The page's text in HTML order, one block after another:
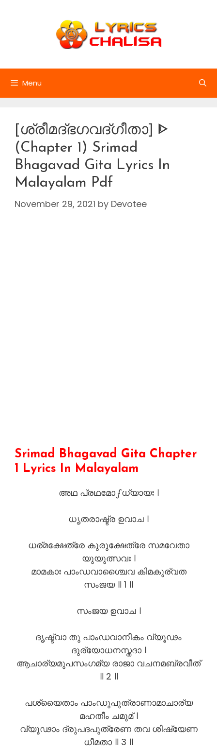
Menu
[ശ്രീമദ്ഭഗവദ്ഗീതാ] ᐈ
(Chapter 1) Srimad
Bhagavad Gita Lyrics In
Malayalam Pdf
November 29, 2021 by Devotee
Srimad Bhagavad Gita Chapter
1 Lyrics In Malayalam
അഥ പ്രഥമോഽധ്യായഃ ।
ധൃതരാഷ്ട്ര ഉവാച ।
ധര്മക്ഷേത്രേ കുരുക്ഷേത്രേ സമവേതാ
യുയുത്സവഃ ।
മാമകാഃ പാംഡവാശ്ചൈവ കിമകുര്വത
സംജയ ॥ 1 ॥
സംജയ ഉവാച ।
ദൃഷ്ട്വാ തു പാംഡവാനീകം വ്യൂഢം
ദുര്യോധനസ്തദാ ।
ആചാര്യമുപസംഗമ്യ രാജാ വചനമബ്രവീത്
॥ 2 ॥
പശ്യൈതാം പാംഡുപുത്രാണാമാചാര്യ
മഹതീം ചമൂമ് ।
വ്യൂഢാം ദ്രുപദപുത്രേണ തവ ശിഷ്യേണ
ധീമതാ ॥ 3 ॥